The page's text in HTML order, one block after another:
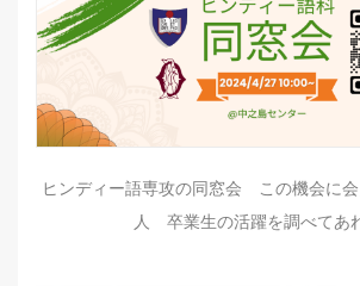
ヒンディー語専攻の同窓会 この機会に
人 卒業生の活躍を調べてあ